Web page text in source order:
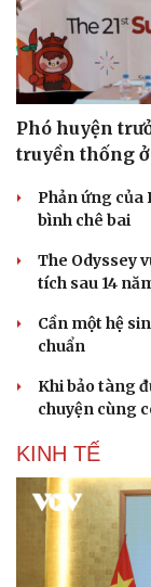
Doanh nghiệp
Thông tin doanh
Doanh nghiệp 24h
Vì cộng đồng
Phó huyện
truyền thống
Phản ứng của
bình chê bai
The Odyssey
tích sau 14
Cần một hệ
chuẩn
Khi bảo tàng
chuyện cùng
KINH TẾ